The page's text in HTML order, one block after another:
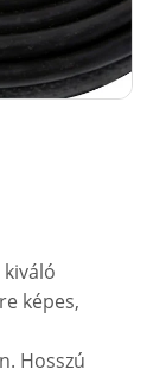
képes,
Hosszú